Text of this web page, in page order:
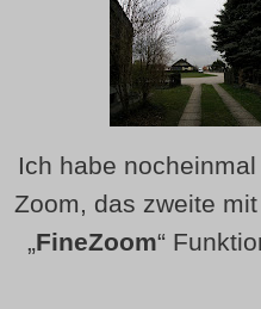
Ich habe
Zoom, das zweite
„FineZoom“